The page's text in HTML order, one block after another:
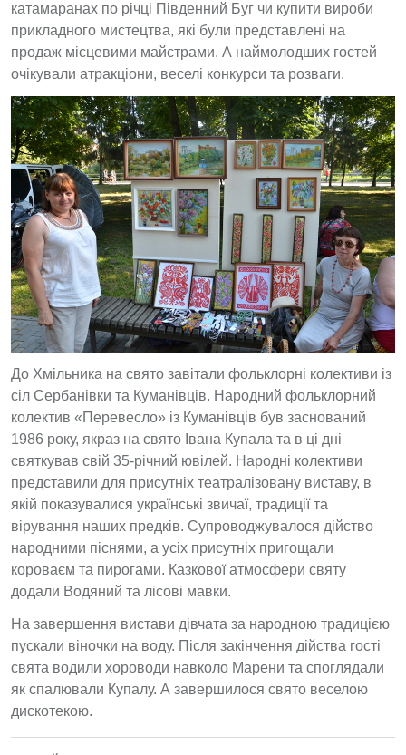
катамаранах по річці Південний Буг чи купити вироби
прикладного мистецтва, які були представлені на
продаж місцевими майстрами. А наймолодших гостей
очікували атракціони, веселі конкурси та розваги.
До Хмільника на свято завітали фольклорні колективи із
сіл Сербанівки та Куманівців. Народний фольклорний
колектив «Перевесло» із Куманівців був заснований
1986 року, якраз на свято Івана Купала та в ці дні
святкував свій 35-річний ювілей. Народні колективи
представили для присутніх театралізовану виставу, в
якій показувалися українські звичаї, традиції та
вірування наших предків. Супроводжувалося дійство
народними піснями, а усіх присутніх пригощали
короваєм та пирогами. Казкової атмосфери святу
додали Водяний та лісові мавки.
На завершення вистави дівчата за народною традицією
пускали віночки на воду. Після закінчення дійства гості
свята водили хороводи навколо Марени та споглядали
як спалювали Купалу. А завершилося свято веселою
дискотекою.